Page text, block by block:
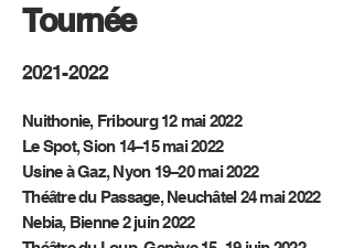
Tournée
2021-2022
Nuithonie, Fribourg12 mai 2022
Le Spot, Sion14–15 mai 2022
Usine à Gaz, Nyon19–20 mai 2022
Théâtre du Passage, Neuchâtel24 mai 2022
Nebia, Bienne2 juin 2022